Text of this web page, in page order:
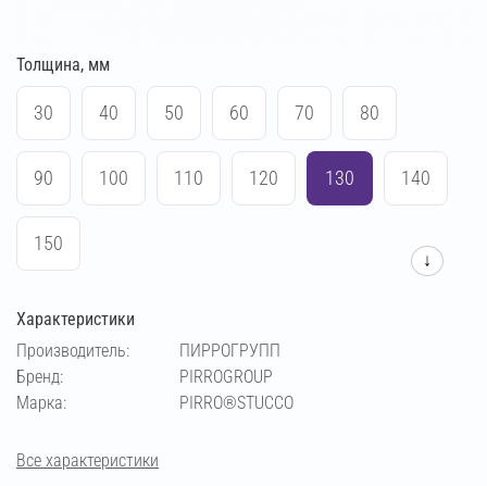
Толщина, мм
30 40 50 60 70 80
90 100 110 120 130 140
150
↓
Характеристики
Производитель:
ПИРРОГРУПП
Бренд:
PIRROGROUP
Марка:
PIRRO®STUCCO
Все характеристики